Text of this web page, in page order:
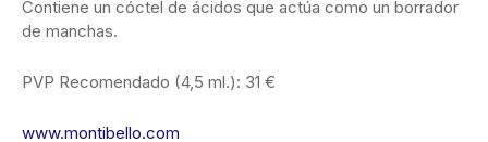
Contiene un cóctel de ácidos que actúa como un borrador
de manchas.
PVP Recomendado (4,5 ml.): 31 €
www.montibello.com